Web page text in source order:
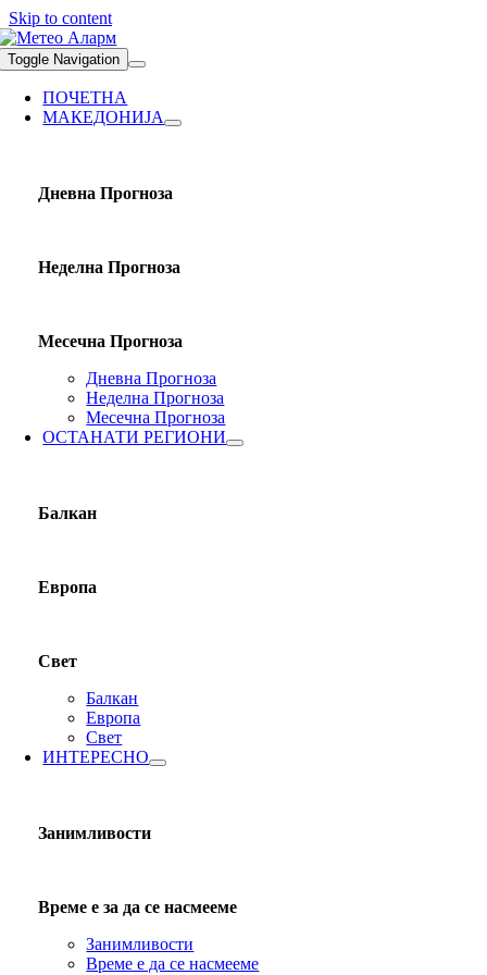
Skip to content
Toggle Navigation
ПОЧЕТНА
МАКЕДОНИЈА
Дневна Прогноза
Неделна Прогноза
Месечна Прогноза
Дневна Прогноза
Неделна Прогноза
Месечна Прогноза
ОСТАНАТИ РЕГИОНИ
Балкан
Европа
Свет
Балкан
Европа
Свет
ИНТЕРЕСНО
Занимливости
Време е за да се насмееме
Занимливости
Време е да се насмееме